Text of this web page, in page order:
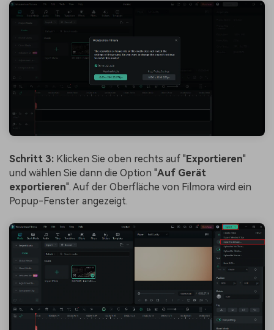
Schritt 3: Klicken Sie oben rechts auf "Exportieren"
und wählen Sie dann die Option "Auf Gerät
exportieren". Auf der Oberfläche von Filmora wird ein
Popup-Fenster angezeigt.